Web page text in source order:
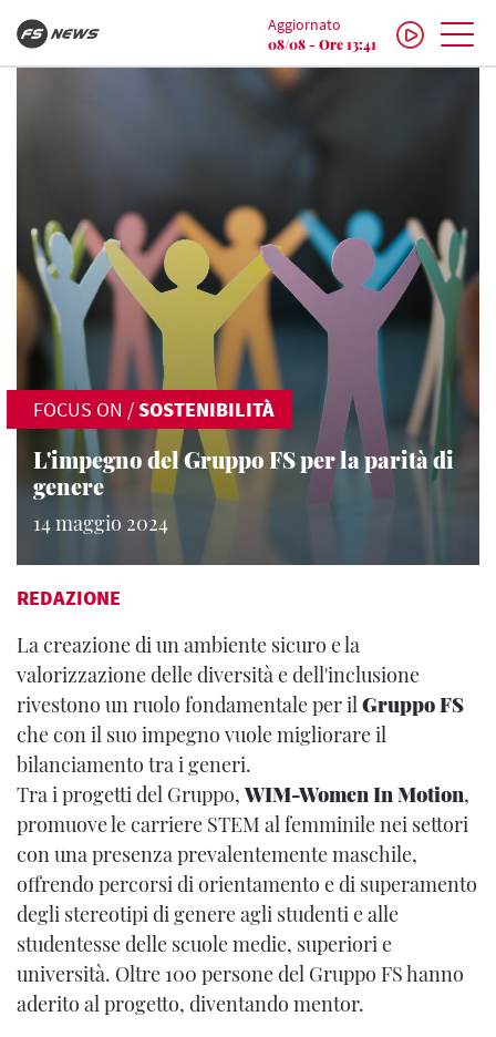
Aggiornato
08/08 - Ore 13:41
FOCUS ON /SOSTENIBILITÀ
L'impegno del Gruppo FS per la parità di
genere
14 maggio 2024
REDAZIONE
La creazione di un ambiente sicuro e la
valorizzazione delle diversità e dell'inclusione
rivestono un ruolo fondamentale per ilGruppo FS
che con il suo impegno vuole migliorare il
bilanciamento tra i generi.
Tra i progetti del Gruppo, WIM-Women In Motion,
promuove le carriere STEM al femminile nei settori
con una presenza prevalentemente maschile,
offrendo percorsi di orientamento e di superamento
degli stereotipi di genere agli studenti e alle
studentesse delle scuole medie, superiori e
università. Oltre 100 persone del Gruppo FS hanno
aderito al progetto, diventando mentor.